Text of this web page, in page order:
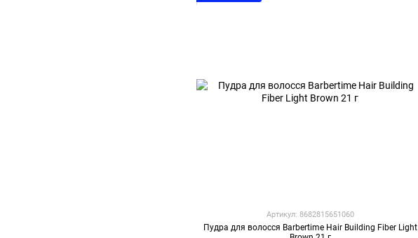
Артикул: 8682815651060
Пудра для волосся Barbertime Hair Building Fiber Light